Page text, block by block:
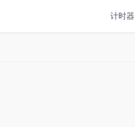
计时器